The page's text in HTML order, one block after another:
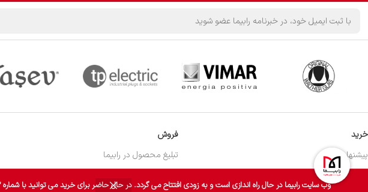
وب سایت رابیما در حال راه اندازی است و به زودی افتتاح می گردد. در حال حاضر برای خرید می توانید با شماره ۵۵۳۳۳۹۳۳ تماس حاصل فرمایید.
خرید
پیشنهاد ویژه
تخفیف ها
فروش
تبلیغ محصول در رابیما